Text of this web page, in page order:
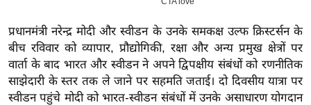
-
पे
प
र
प्रधानमंत्री नरेन्द्र मोदी और स्वीडन के उनके समकक्ष उल्फ क्रिस्टर्सन के
बीच रविवार को व्यापार, प्रौद्योगिकी, रक्षा और अन्य प्रमुख क्षेत्रों पर
वार्ता के बाद भारत और स्वीडन ने अपने द्विपक्षीय संबंधों को रणनीतिक
साझेदारी के स्तर तक ले जाने पर सहमति जताई। दो दिवसीय यात्रा पर
स्वीडन पहुंचे मोदी को भारत-स्वीडन संबंधों में उनके असाधारण योगदान